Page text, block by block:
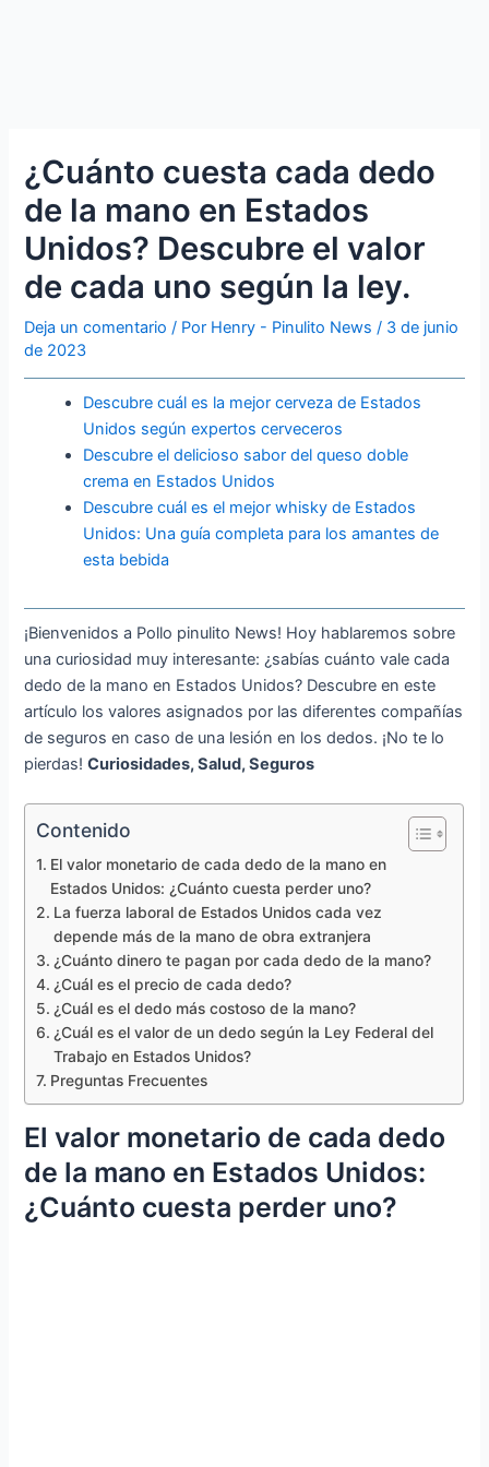
¿Cuánto cuesta cada dedo
de la mano en Estados
Unidos? Descubre el valor
de cada uno según la ley.
Deja un comentario / Por Henry - Pinulito News/ 3 de junio
de 2023
Descubre cuál es la mejor cerveza de Estados
Unidos según expertos cerveceros
Descubre el delicioso sabor del queso doble
crema en Estados Unidos
Descubre cuál es el mejor whisky de Estados
Unidos: Una guía completa para los amantes de
esta bebida
¡Bienvenidos a Pollo pinulito News! Hoy hablaremos sobre
una curiosidad muy interesante: ¿sabías cuánto vale cada
dedo de la mano en Estados Unidos? Descubre en este
artículo los valores asignados por las diferentes compañías
de seguros en caso de una lesión en los dedos. ¡No te lo
pierdas!Curiosidades, Salud, Seguros
Contenido
El valor monetario de cada dedo de la mano en
Estados Unidos: ¿Cuánto cuesta perder uno?
La fuerza laboral de Estados Unidos cada vez
depende más de la mano de obra extranjera
¿Cuánto dinero te pagan por cada dedo de la mano?
¿Cuál es el precio de cada dedo?
¿Cuál es el dedo más costoso de la mano?
¿Cuál es el valor de un dedo según la Ley Federal del
Trabajo en Estados Unidos?
Preguntas Frecuentes
El valor monetario de cada dedo
de la mano en Estados Unidos:
¿Cuánto cuesta perder uno?